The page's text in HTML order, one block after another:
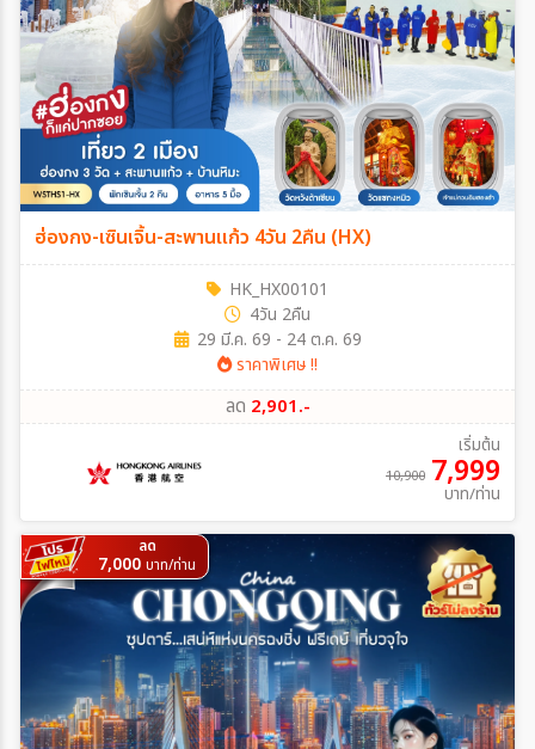
ฮ่องกง-เซินเจิ้น-สะพานแก้ว 4วัน 2คืน (HX)
HK_HX00101
4วัน 2คืน
29 มี.ค. 69 - 24 ต.ค. 69
ราคาพิเศษ !!
ลด 2,901.-
เริ่มต้น
10,900 7,999
บาท/ท่าน
ลด
7,000 บาท/ท่าน